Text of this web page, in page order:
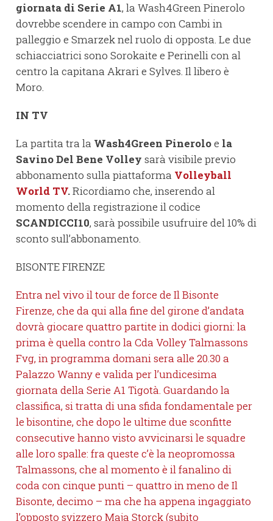
giornata di Serie A1, la Wash4Green Pinerolo
dovrebbe scendere in campo con Cambi in
palleggio e Smarzek nel ruolo di opposta. Le due
schiacciatrici sono Sorokaite e Perinelli con al
centro la capitana Akrari e Sylves. Il libero è
Moro.
IN TV
La partita tra la Wash4Green Pineroloe la
Savino Del Bene Volley sarà visibile previo
abbonamento sulla piattaforma Volleyball
World TV.Ricordiamo che, inserendo al
momento della registrazione il codice
SCANDICCI10, sarà possibile usufruire del 10% di
sconto sull’abbonamento.
BISONTE FIRENZE
Entra nel vivo il tour de force de Il Bisonte
Firenze, che da qui alla fine del girone d’andata
dovrà giocare quattro partite in dodici giorni: la
prima è quella contro la Cda Volley Talmassons
Fvg, in programma domani sera alle 20.30 a
Palazzo Wanny e valida per l’undicesima
giornata della Serie A1 Tigotà. Guardando la
classifica, si tratta di una sfida fondamentale per
le bisontine, che dopo le ultime due sconfitte
consecutive hanno visto avvicinarsi le squadre
alle loro spalle: fra queste c’è la neopromossa
Talmassons, che al momento è il fanalino di
coda con cinque punti – quattro in meno de Il
Bisonte, decimo – ma che ha appena ingaggiato
l’opposto svizzero Maja Storck (subito